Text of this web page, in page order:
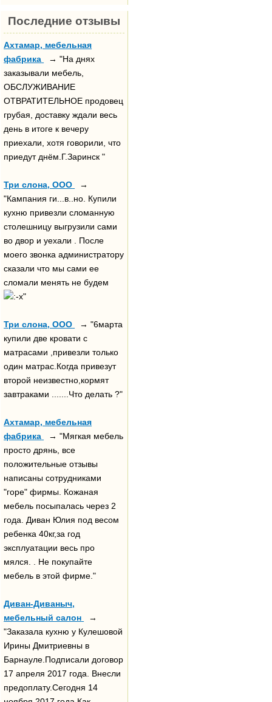
Последние отзывы
Ахтамар, мебельная
фабрика
→ "На днях
заказывали мебель,
ОБСЛУЖИВАНИЕ
ОТВРАТИТЕЛЬНОЕ продовец
грубая, доставку ждали весь
день в итоге к вечеру
приехали, хотя говорили, что
приедут днём.Г.Заринск "
Три слона, ООО
→
"Кампания ги...в..но. Купили
кухню привезли сломанную
столешницу выгрузили сами
во двор и уехали . После
моего звонка администратору
сказали что мы сами ее
сломали менять не будем
"
Три слона, ООО
→ "6марта
купили две кровати с
матрасами ,привезли только
один матрас.Когда привезут
второй неизвестно,кормят
завтраками .......Что делать ?"
Ахтамар, мебельная
фабрика
→ "Мягкая мебель
просто дрянь, все
положительные отзывы
написаны сотрудниками
"горе" фирмы. Кожаная
мебель посыпалась через 2
года. Диван Юлия под весом
ребенка 40кг,за год
эксплуатации весь про
мялся. . Не покупайте
мебель в этой фирме."
Диван-Диваныч,
мебельный салон
→
"Заказала кухню у Кулешовой
Ирины Дмитриевны в
Барнауле.Подписали договор
17 апреля 2017 года. Внесли
предоплату.Сегодня 14